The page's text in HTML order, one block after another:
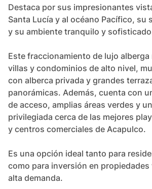
Destaca por sus impresionantes
Santa Lucía y al océano Pacífico, su
y su ambiente tranquilo y
Este fraccionamiento de lujo
villas y condominios de alto nivel,
con alberca privada y grandes
panorámicas. Además, cuenta con
de acceso, amplias áreas verdes y
privilegiada cerca de las mejores
y centros comerciales de Acapulco.
Es una opción ideal tanto para
como para inversión en
alta demanda.